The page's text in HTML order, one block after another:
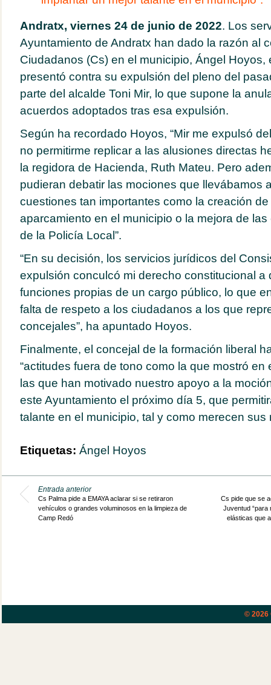
Andratx, viernes 24 de junio de 2022. Los
Ayuntamiento de Andratx han dado la razón al
Ciudadanos (Cs) en el municipio, Ángel Hoyos,
presentó contra su expulsión del pleno del
parte del alcalde Toni Mir, lo que supone la
acuerdos adoptados tras esa expulsión.
Según ha recordado Hoyos, “Mir me expulsó
no permitirme replicar a las alusiones directas
la regidora de Hacienda, Ruth Mateu. Pero
pudieran debatir las mociones que llevábamos
cuestiones tan importantes como la creación
aparcamiento en el municipio o la mejora de
de la Policía Local”.
“En su decisión, los servicios jurídicos del
expulsión conculcó mi derecho constitucional a
funciones propias de un cargo público, lo que
falta de respeto a los ciudadanos a los que
concejales”, ha apuntado Hoyos.
Finalmente, el concejal de la formación liberal
“actitudes fuera de tono como la que mostró en
las que han motivado nuestro apoyo a la
este Ayuntamiento el próximo día 5, que
talante en el municipio, tal y como merecen sus
Etiquetas: Ángel Hoyos
Entrada anterior
Cs Palma pide a EMAYA aclarar si se retiraron
vehículos o grandes voluminosos en la limpieza de
Camp Redó
Cs pide que se
Juventud “para
elásticas que
© 2026